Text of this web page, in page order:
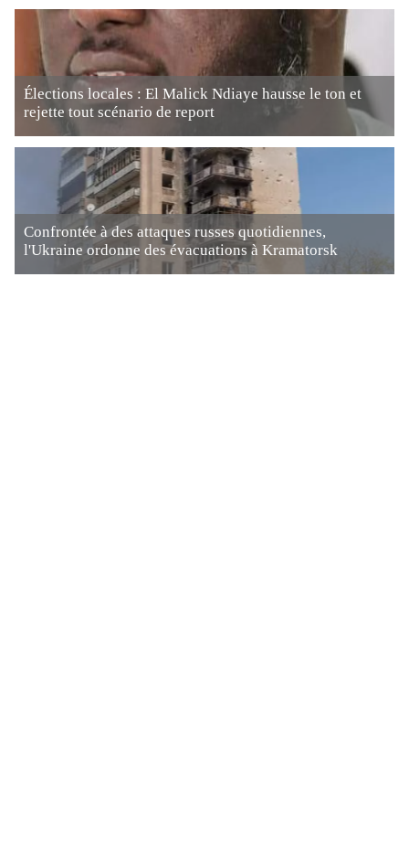
Élections locales : El Malick Ndiaye hausse le ton et
rejette tout scénario de report
Confrontée à des attaques russes quotidiennes,
l'Ukraine ordonne des évacuations à Kramatorsk